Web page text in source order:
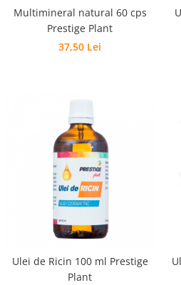
Multimineral natural 60 cps
Prestige Plant
37,50 Lei
Ulei de Ricin 100 ml Prestige
Plant